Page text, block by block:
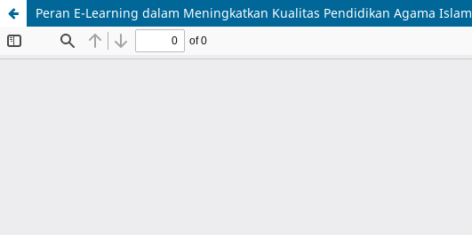
Peran E-Learning dalam Meningkatkan Kualitas Pendidikan Agama Islam